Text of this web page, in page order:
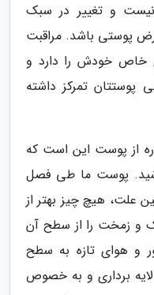
و تغییر در سبک
پوستی باشد. مراقبت
خاص خودش را دارد و
پوستتان تمرکز داشته
از پوست این است که
باشید. پوست ما طی فصل
علت، هیچ چیز بهتر از
و زمخت را از سطح آن
و هوای تازه به سطح
لایه برداری و به خصوص